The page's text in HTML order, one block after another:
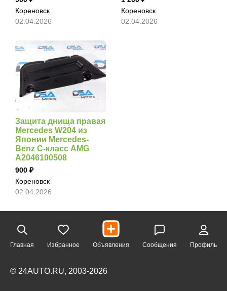
Кореновск
02.04.2026
Кореновск
02.04.2026
Защита днища правая
Mercedes W204 из
Японии Mercedes-
Benz C-класс AMG
A2046100508
900
Кореновск
02.04.2026
Главная Избранное Объявления Сообщения Профиль
© 24AUTO.RU, 2003-2026